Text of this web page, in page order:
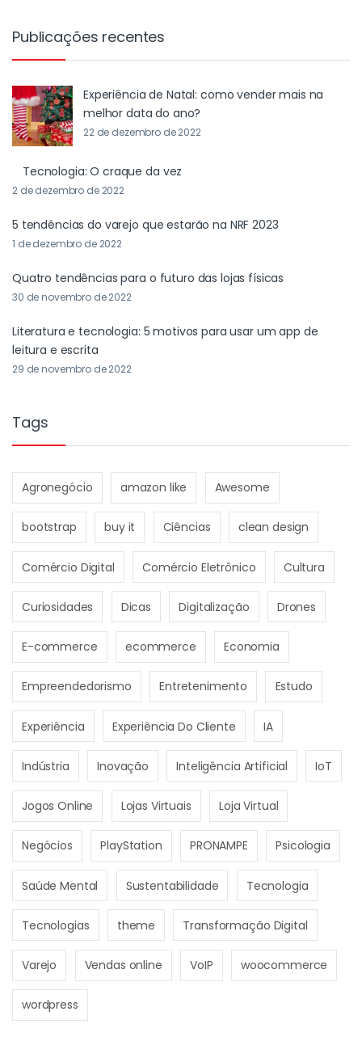
Publicações recentes
Experiência de Natal: como vender mais na
melhor data do ano?
22 de dezembro de 2022
Tecnologia: O craque da vez
2 de dezembro de 2022
5 tendências do varejo que estarão na NRF 2023
1 de dezembro de 2022
Quatro tendências para o futuro das lojas físicas
30 de novembro de 2022
Literatura e tecnologia: 5 motivos para usar um app de
leitura e escrita
29 de novembro de 2022
Tags
Agronegócio amazon like Awesome
bootstrap buy it Ciências clean design
Comércio Digital Comércio Eletrônico Cultura
Curiosidades Dicas Digitalização Drones
E-commerce ecommerce Economia
Empreendedorismo Entretenimento Estudo
Experiência Experiência Do Cliente IA
Indústria Inovação Inteligência Artificial IoT
Jogos Online Lojas Virtuais Loja Virtual
Negócios PlayStation PRONAMPE Psicologia
Saúde Mental Sustentabilidade Tecnologia
Tecnologias theme Transformação Digital
Varejo Vendas online VoIP woocommerce
wordpress